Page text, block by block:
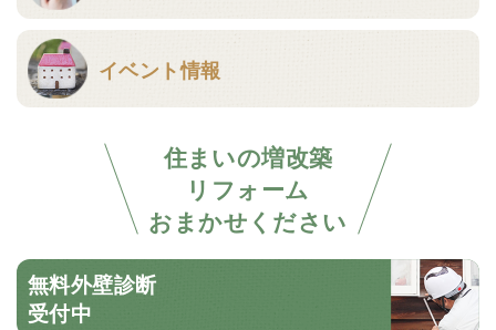
イベント情報
住まいの増改築
リフォーム
おまかせください
無料外壁診断
受付中